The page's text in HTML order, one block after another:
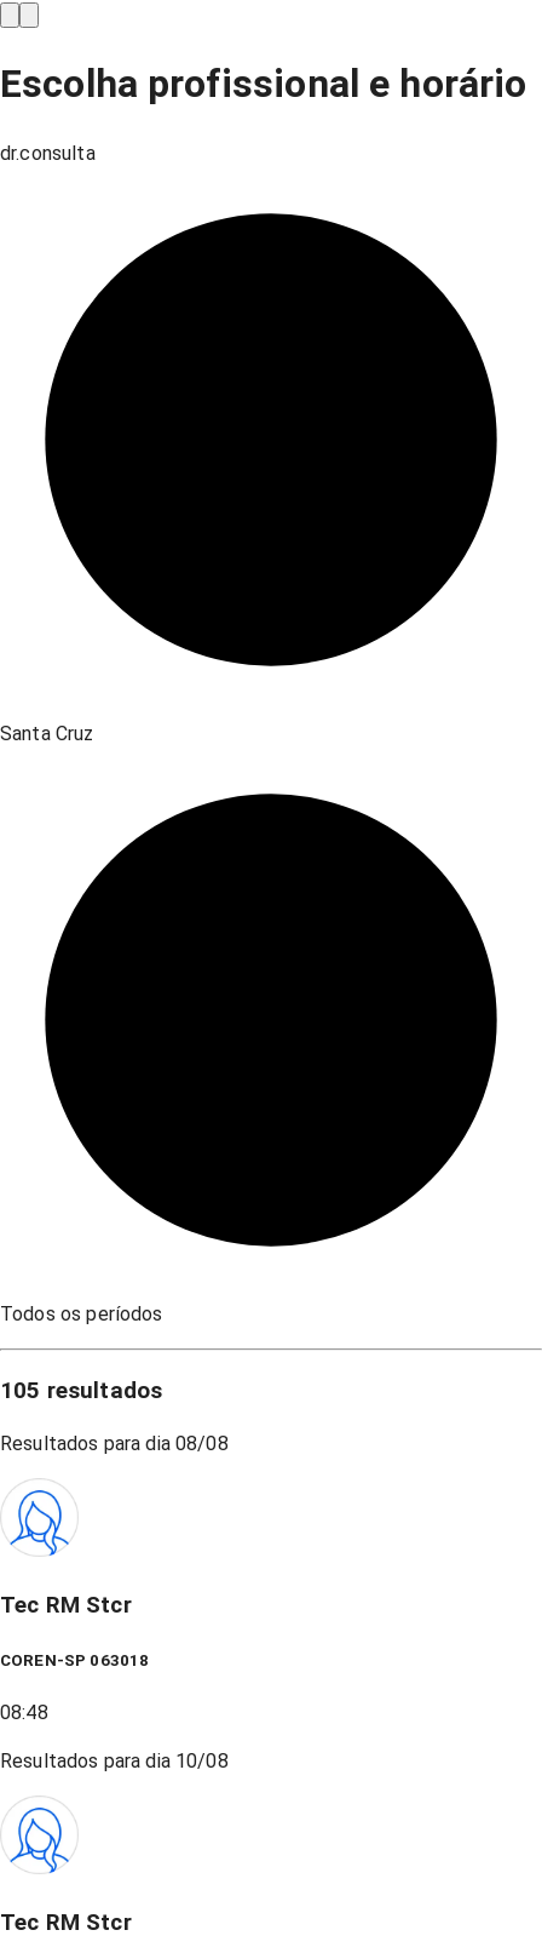
Escolha profissional e horário
dr.consulta
Santa Cruz
Todos os períodos
105 resultados
Resultados para dia08/08
Tec RM Stcr
COREN-SP 063018
08:48
Resultados para dia 10/08
Tec RM Stcr